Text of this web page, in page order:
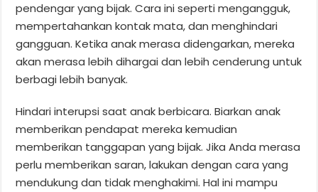
pendengar yang bijak. Cara ini seperti mengangguk,
mempertahankan kontak mata, dan menghindari
gangguan. Ketika anak merasa didengarkan, mereka
akan merasa lebih dihargai dan lebih cenderung untuk
berbagi lebih banyak.
Hindari interupsi saat anak berbicara. Biarkan anak
memberikan pendapat mereka kemudian
memberikan tanggapan yang bijak. Jika Anda merasa
perlu memberikan saran, lakukan dengan cara yang
mendukung dan tidak menghakimi. Hal ini mampu